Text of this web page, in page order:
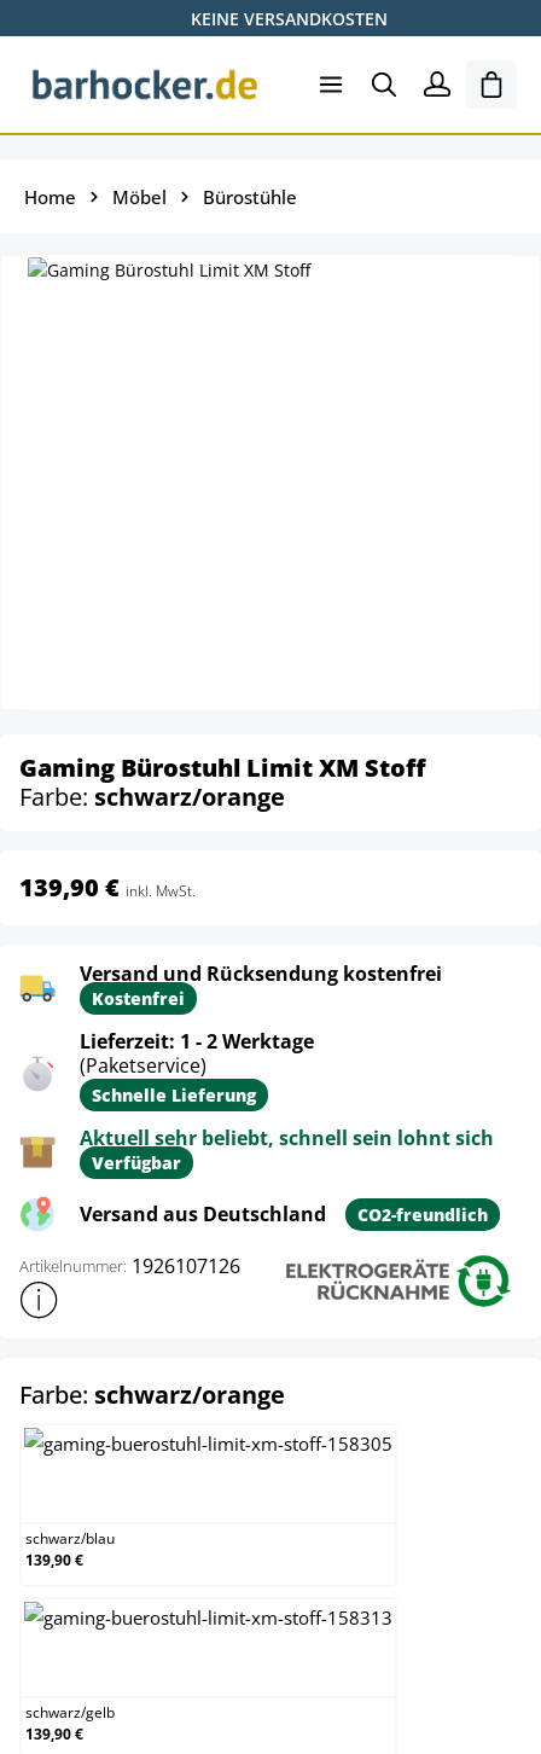
Zum Hauptinhalt springenKEINE VERSANDKOSTEN
Home Möbel Bürostühle
Gaming Bürostuhl Limit XM Stoff
Farbe: schwarz/orange
139,90 € inkl. MwSt.
Versand und Rücksendung kostenfrei
Kostenfrei
Lieferzeit: 1 - 2 Werktage
(Paketservice)
Schnelle Lieferung
Aktuell sehr beliebt, schnell sein lohnt sich
Verfügbar
Versand aus Deutschland CO2-freundlich
Artikelnummer: 1926107126
Weitere Produktinformationen anzeigen
Farbe: schwarz/orange
schwarz/blau
139,90 €
schwarz/gelb
139,90 €